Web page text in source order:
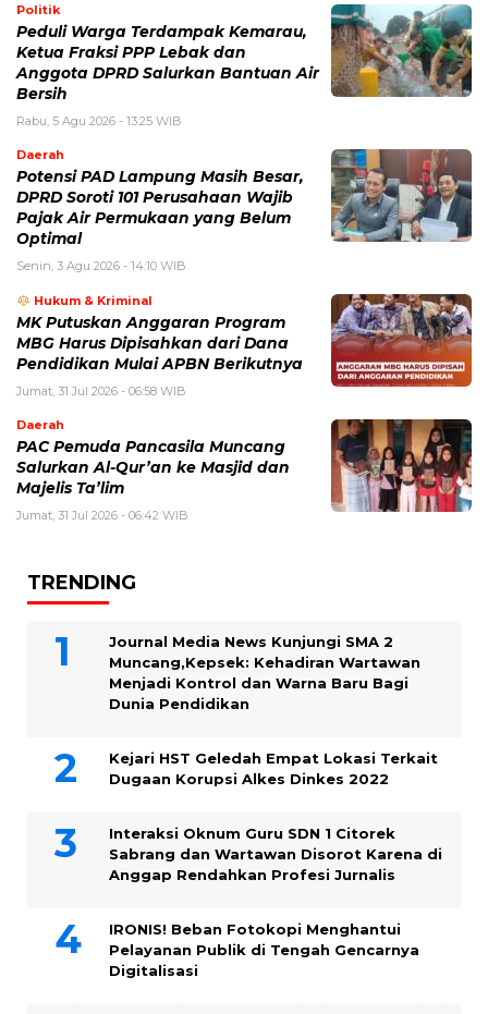
Politik
Peduli Warga Terdampak Kemarau,
Ketua Fraksi PPP Lebak dan
Anggota DPRD Salurkan Bantuan Air
Bersih
Rabu, 5 Agu 2026 - 13:25 WIB
Daerah
Potensi PAD Lampung Masih Besar,
DPRD Soroti 101 Perusahaan Wajib
Pajak Air Permukaan yang Belum
Optimal
Senin, 3 Agu 2026 - 14:10 WIB
Hukum & Kriminal
MK Putuskan Anggaran Program
MBG Harus Dipisahkan dari Dana
Pendidikan Mulai APBN Berikutnya
Jumat, 31 Jul 2026 - 06:58 WIB
Daerah
PAC Pemuda Pancasila Muncang
Salurkan Al-Qur’an ke Masjid dan
Majelis Ta’lim
Jumat, 31 Jul 2026 - 06:42 WIB
TRENDING
Journal Media News Kunjungi SMA 2
Muncang,Kepsek: Kehadiran Wartawan
Menjadi Kontrol dan Warna Baru Bagi
Dunia Pendidikan
Kejari HST Geledah Empat Lokasi Terkait
Dugaan Korupsi Alkes Dinkes 2022
Interaksi Oknum Guru SDN 1 Citorek
Sabrang dan Wartawan Disorot Karena di
Anggap Rendahkan Profesi Jurnalis
IRONIS! Beban Fotokopi Menghantui
Pelayanan Publik di Tengah Gencarnya
Digitalisasi